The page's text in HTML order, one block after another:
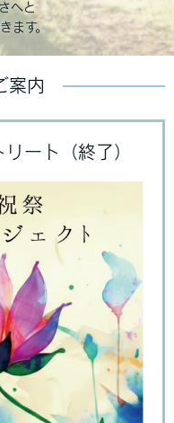
へと
ます。
案内
ート（終了）